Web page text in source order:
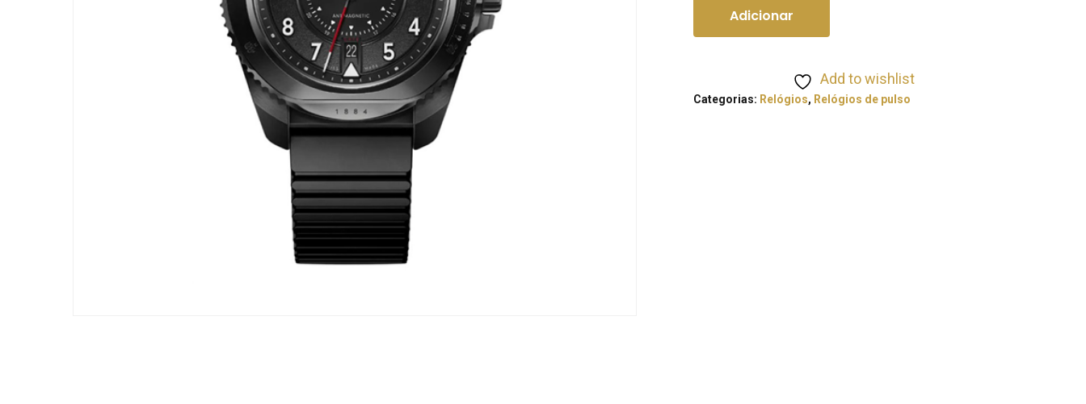
Adicionar
Add to wishlist
Categorias: Relógios, Relógios de pulso